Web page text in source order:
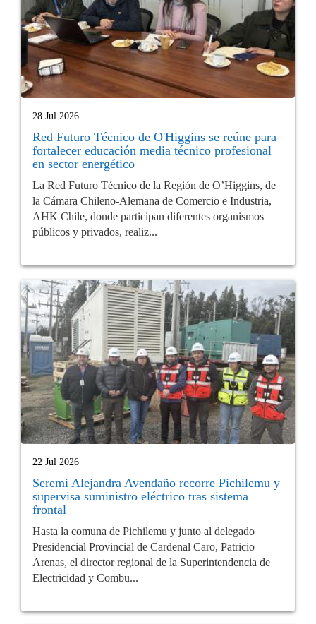
28 Jul 2026
Red Futuro Técnico de O'Higgins se reúne para
fortalecer educación media técnico profesional
en sector energético
La Red Futuro Técnico de la Región de O’Higgins, de
la Cámara Chileno-Alemana de Comercio e Industria,
AHK Chile, donde participan diferentes organismos
públicos y privados, realiz...
22 Jul 2026
Seremi Alejandra Avendaño recorre Pichilemu y
supervisa suministro eléctrico tras sistema
frontal
Hasta la comuna de Pichilemu y junto al delegado
Presidencial Provincial de Cardenal Caro, Patricio
Arenas, el director regional de la Superintendencia de
Electricidad y Combu...